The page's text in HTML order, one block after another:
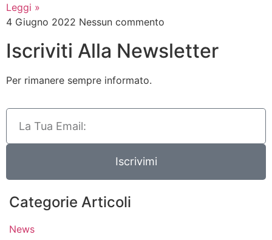
Leggi »
4 Giugno 2022 Nessun commento
Iscriviti Alla Newsletter
Per rimanere sempre informato.
Iscrivimi
Categorie Articoli
News